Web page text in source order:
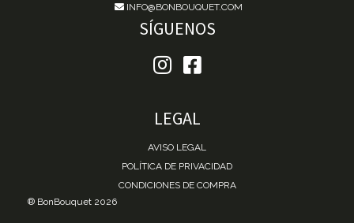
INFO@BONBOUQUET.COM
SÍGUENOS
LEGAL
AVISO LEGAL
POLÍTICA DE PRIVACIDAD
CONDICIONES DE COMPRA
® BonBouquet 2026